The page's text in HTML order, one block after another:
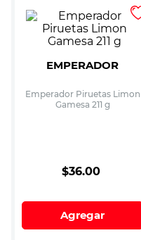
EMPERADOR
Emperador Piruetas Limon
Gamesa 211 g
$36.00
Agregar